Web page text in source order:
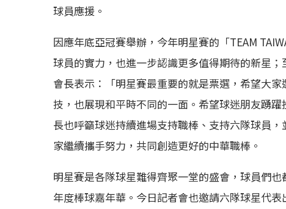
球員應援。
因應年底亞冠賽舉辦，今年明星賽的「TEAM
球員的實力，也進一步認識更多值得期待的新星
會長表示：「明星賽最重要的就是票選，希望大
技，也展現和平時不同的一面。希望球迷朋友踴
長也呼籲球迷持續進場支持職棒、支持六隊球員
家繼續攜手努力，共同創造更好的中華職棒。
明星賽是各隊球星難得齊聚一堂的盛會，球員們
年度棒球嘉年華。今日記者會也邀請六隊球星代